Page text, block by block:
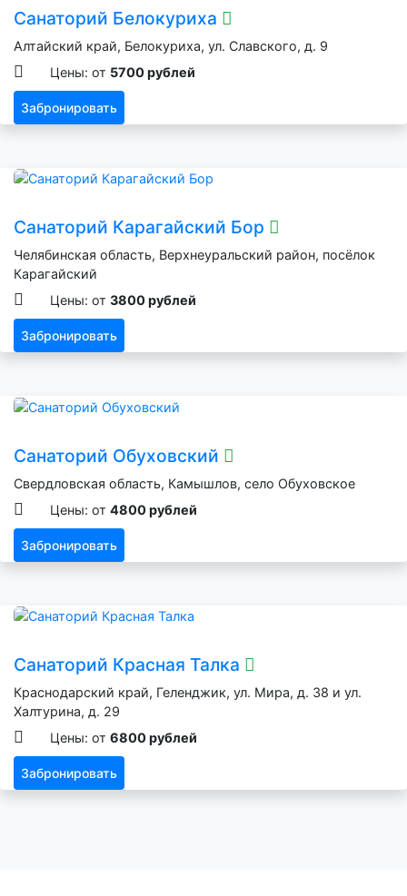
Санаторий Белокуриха
Алтайский край, Белокуриха, ул. Славского, д. 9
Цены: от 5700 рублей
Забронировать
Санаторий Карагайский Бор
Челябинская область, Верхнеуральский район, посёлок
Карагайский
Цены: от 3800 рублей
Забронировать
Санаторий Обуховский
Свердловская область, Камышлов, село Обуховское
Цены: от 4800 рублей
Забронировать
Санаторий Красная Талка
Краснодарский край, Геленджик, ул. Мира, д. 38 и ул.
Халтурина, д. 29
Цены: от 6800 рублей
Забронировать